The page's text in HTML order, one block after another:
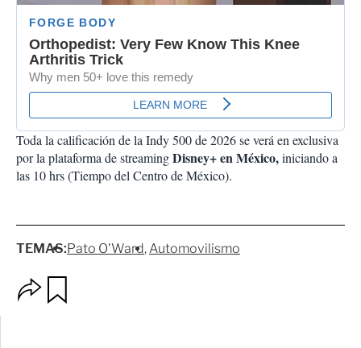
Toda la calificación de la Indy 500 de 2026 se verá en exclusiva
por la plataforma de streamingDisney+ en México,iniciando a
las 10 hrs (Tiempo del Centro de México).
TEMAS:Pato O'Ward Automovilismo
p